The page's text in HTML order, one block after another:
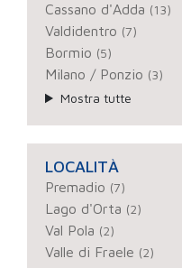
Cassano d'Adda (13)
Valdidentro (7)
Bormio (5)
Milano / Ponzio (3)
Mostra tutte
LOCALITÀ
Premadio (7)
Lago d'Orta (2)
Val Pola (2)
Valle di Fraele (2)